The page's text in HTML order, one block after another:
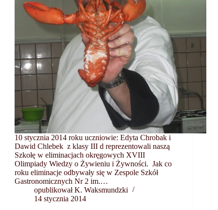
10 stycznia 2014 roku uczniowie: Edyta Chrobak i
Dawid Chlebek z klasy III d reprezentowali naszą
Szkołę w eliminacjach okręgowych XVIII
Olimpiady Wiedzy o Żywieniu i Żywności. Jak co
roku eliminacje odbywały się w Zespole Szkół
Gastronomicznych Nr 2 im.…
opublikował K. Waksmundzki
14 stycznia 2014